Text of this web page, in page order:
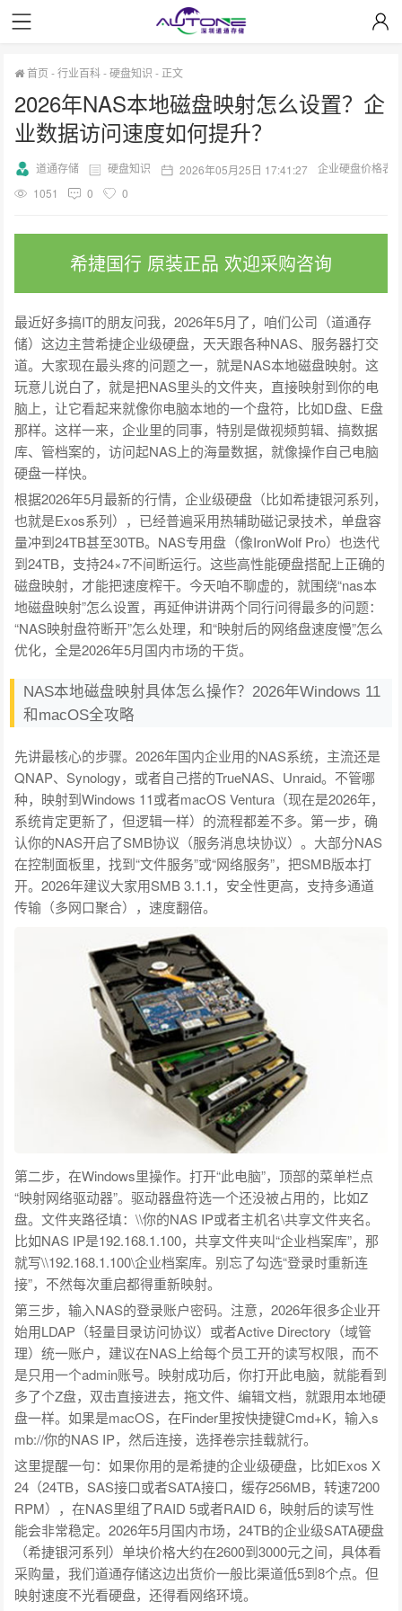
首页 -行业百科-硬盘知识 - 正文
2026年NAS本地磁盘映射怎么设置？企
业数据访问速度如何提升？
道通存储 硬盘知识 2026年05月25日 17:41:27
企业硬盘价格表
1051
0 0
希捷国行 原装正品 欢迎采购咨询
最近好多搞IT的朋友问我，2026年5月了，咱们公司（道通存
储）这边主营希捷企业级硬盘，天天跟各种NAS、服务器打交
道。大家现在最头疼的问题之一，就是NAS本地磁盘映射。这
玩意儿说白了，就是把NAS里头的文件夹，直接映射到你的电
脑上，让它看起来就像你电脑本地的一个盘符，比如D盘、E盘
那样。这样一来，企业里的同事，特别是做视频剪辑、搞数据
库、管档案的，访问起NAS上的海量数据，就像操作自己电脑
硬盘一样快。
根据2026年5月最新的行情，企业级硬盘（比如希捷银河系列，
也就是Exos系列），已经普遍采用热辅助磁记录技术，单盘容
量冲到24TB甚至30TB。NAS专用盘（像IronWolf Pro）也迭代
到24TB，支持24×7不间断运行。这些高性能硬盘搭配上正确的
磁盘映射，才能把速度榨干。今天咱不聊虚的，就围绕“nas本
地磁盘映射”怎么设置，再延伸讲讲两个同行问得最多的问题：
“NAS映射盘符断开”怎么处理，和“映射后的网络盘速度慢”怎么
优化，全是2026年5月国内市场的干货。
NAS本地磁盘映射具体怎么操作？2026年Windows 11
和macOS全攻略
先讲最核心的步骤。2026年国内企业用的NAS系统，主流还是
QNAP、Synology，或者自己搭的TrueNAS、Unraid。不管哪
种，映射到Windows 11或者macOS Ventura（现在是2026年，
系统肯定更新了，但逻辑一样）的流程都差不多。第一步，确
认你的NAS开启了SMB协议（服务消息块协议）。大部分NAS
在控制面板里，找到“文件服务”或“网络服务”，把SMB版本打
开。2026年建议大家用SMB 3.1.1，安全性更高，支持多通道
传输（多网口聚合），速度翻倍。
第二步，在Windows里操作。打开“此电脑”，顶部的菜单栏点
“映射网络驱动器”。驱动器盘符选一个还没被占用的，比如Z
盘。文件夹路径填：\\你的NAS IP或者主机名\共享文件夹名。
比如NAS IP是192.168.1.100，共享文件夹叫“企业档案库”，那
就写\\192.168.1.100\企业档案库。别忘了勾选“登录时重新连
接”，不然每次重启都得重新映射。
第三步，输入NAS的登录账户密码。注意，2026年很多企业开
始用LDAP（轻量目录访问协议）或者Active Directory（域管
理）统一账户，建议在NAS上给每个员工开的读写权限，而不
是只用一个admin账号。映射成功后，你打开此电脑，就能看到
多了个Z盘，双击直接进去，拖文件、编辑文档，就跟用本地硬
盘一样。如果是macOS，在Finder里按快捷键Cmd+K，输入s
mb://你的NAS IP，然后连接，选择卷宗挂载就行。
这里提醒一句：如果你用的是希捷的企业级硬盘，比如Exos X
24（24TB，SAS接口或者SATA接口，缓存256MB，转速7200
RPM），在NAS里组了RAID 5或者RAID 6，映射后的读写性
能会非常稳定。2026年5月国内市场，24TB的企业级SATA硬盘
（希捷银河系列）单块价格大约在2600到3000元之间，具体看
采购量，我们道通存储这边出货价一般比渠道低5到8个点。但
映射速度不光看硬盘，还得看网络环境。